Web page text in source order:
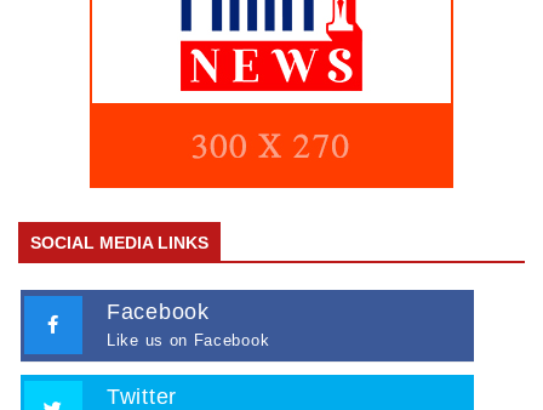
SOCIAL MEDIA LINKS
Facebook
Like us on Facebook
Twitter